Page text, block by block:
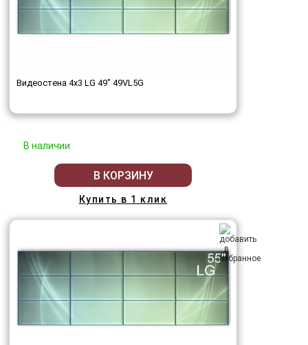
Видеостена 4x3 LG 49" 49VL5G
В наличии
В КОРЗИНУ
Купить в 1 клик